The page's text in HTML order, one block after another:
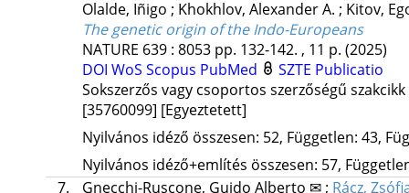
Olalde, Iñigo ; Khokhlov, Alexander A. ; Kitov,
The genetic origin of the Indo-Europeans
NATURE 639: 8053 pp. 132-142. , 11 p. (2025)
DOI WoS Scopus PubMed
SZTE Publicatio
Sokszerzős vagy csoportos szerzőségű
[35760099] [Egyeztetett]
Nyilvános idéző összesen: 52, Független: 43,
Nyilvános idéző+említés összesen: 57,
7.
Gnecchi-Ruscone, Guido Alberto ✉ ; Rácz,